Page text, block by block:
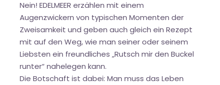
Nein! EDELMEER erzählen mit einem
Augenzwickern von typischen Momenten der
Zweisamkeit und geben auch gleich ein Rezept
mit auf den Weg, wie man seiner oder seinem
Liebsten ein freundliches „Rutsch mir den Buckel
runter“ nahelegen kann.
Die Botschaft ist dabei: Man muss das Leben